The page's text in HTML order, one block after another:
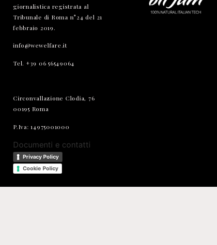
giornalistica registrata al
Tribunale di Roma n°24 del 21
febbraio 2019.
info@wewelfare.it
Tel. +39 06 56549064
Circonvallazione Clodia, 76
00195 Roma
P.Iva: 14975001000
Documenti e contatti
Privacy Policy
Cookie Policy